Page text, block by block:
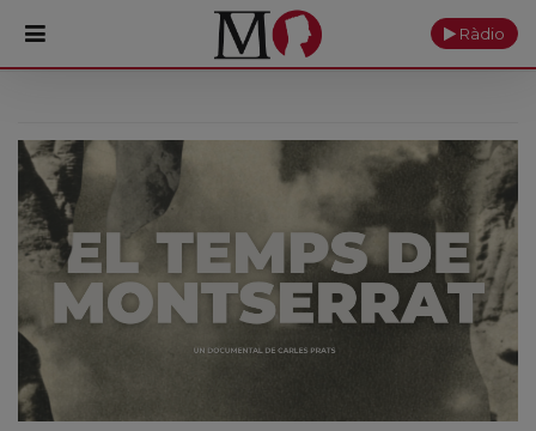
Monestir
Cultura
Actualitat
Ràdio